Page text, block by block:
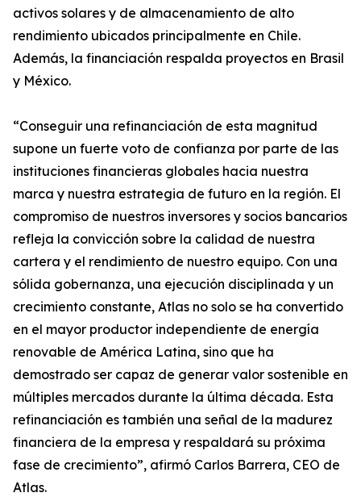
activos solares y de almacenamiento de alto
rendimiento ubicados principalmente en Chile.
Además, la financiación respalda proyectos en Brasil
y México.
“Conseguir una refinanciación de esta magnitud
supone un fuerte voto de confianza por parte de las
instituciones financieras globales hacia nuestra
marca y nuestra estrategia de futuro en la región. El
compromiso de nuestros inversores y socios bancarios
refleja la convicción sobre la calidad de nuestra
cartera y el rendimiento de nuestro equipo. Con una
sólida gobernanza, una ejecución disciplinada y un
crecimiento constante, Atlas no solo se ha convertido
en el mayor productor independiente de energía
renovable de América Latina, sino que ha
demostrado ser capaz de generar valor sostenible en
múltiples mercados durante la última década. Esta
refinanciación es también una señal de la madurez
financiera de la empresa y respaldará su próxima
fase de crecimiento”, afirmó Carlos Barrera, CEO de
Atlas.